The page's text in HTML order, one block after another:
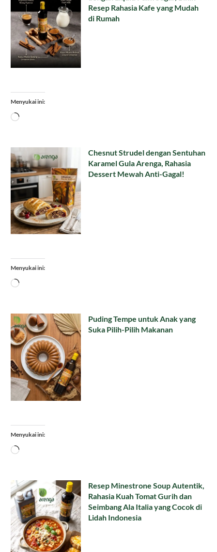
Resep Rahasia Kafe yang Mudah
di Rumah
Menyukai ini:
Memuat...
Chesnut Strudel dengan Sentuhan
Karamel Gula Arenga, Rahasia
Dessert Mewah Anti-Gagal!
Menyukai ini:
Memuat...
Puding Tempe untuk Anak yang
Suka Pilih-Pilih Makanan
Menyukai ini:
Memuat...
Resep Minestrone Soup Autentik,
Rahasia Kuah Tomat Gurih dan
Seimbang Ala Italia yang Cocok di
Lidah Indonesia